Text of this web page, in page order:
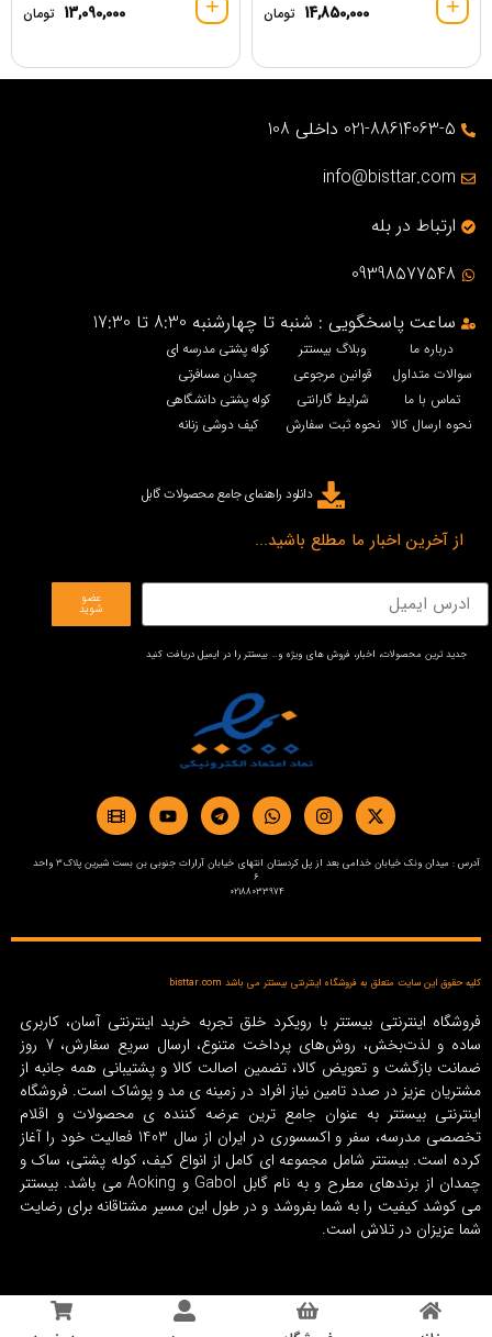
14,850,000 تومان 13,090,000 تومان
021-88614063-5 داخلی 108
info@bisttar.com
ارتباط در بله
09398577548
ساعت پاسخگویی : شنبه تا چهارشنبه 8:30 تا 17:30
درباره ما
سوالات متداول
تماس با ما
نحوه ارسال کالا
وبلاگ بیستتر
قوانین مرجوعی
شرایط گارانتی
نحوه ثبت سفارش
کوله پشتی مدرسه ای
چمدان مسافرتی
کوله پشتی دانشگاهی
کیف دوشی زنانه
دانلود راهنمای جامع محصولات گابل
از آخرین اخبار ما مطلع باشید...
عضو
شوید
جدید ترین محصولات، اخبار، فروش های ویژه و… بیستتر را در ایمیل دریافت کنید
آدرس : میدان ونک خیابان خدامی بعد از پل کردستان انتهای خیابان آرارات جنوبی بن بست شیرین پلاک3 واحد
6
02188033974
کلیه حقوق این سایت متعلق به فروشگاه اینترنتی بیستتر می باشد bisttar.com
فروشگاه اینترنتی بیستتر با رویکرد خلق تجربه خرید اینترنتی آسان، کاربری
ساده و لذت‌بخش، روش‌های پرداخت متنوع، ارسال سریع سفارش، 7 روز
ضمانت بازگشت و تعویض کالا، تضمین اصالت کالا و پشتیبانی همه جانبه از
مشتریان عزیز در صدد تامین نیاز افراد در زمینه‌ ی مد و پوشاک است. فروشگاه
اینترنتی بیستتر به عنوان جامع ترین عرضه کننده ی محصولات و اقلام
تخصصی مدرسه، سفر و اکسسوری در ایران از سال 1403 فعالیت خود را آغاز
کرده است. بیستتر شامل مجموعه ای کامل از انواع کیف، کوله پشتی، ساک و
چمدان از برندهای مطرح و به نام گابل Gabol و Aoking می باشد. بیستتر
می کوشد کیفیت را به شما بفروشد و در طول این مسیر مشتاقانه برای رضایت
شما عزیزان در تلاش است.